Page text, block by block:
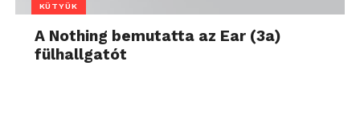
KÜTYÜK
A Nothing bemutatta az Ear (3a)
fülhallgatót